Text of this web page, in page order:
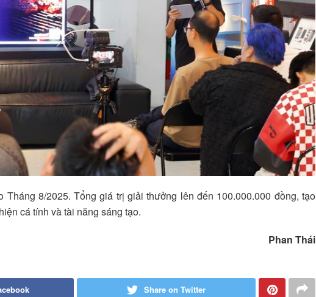
8/2025. Tổng giá trị giải thưởng lên đến 100.000.000 đồng, tạo
cá tính và tài năng sáng tạo.
Phan Thái
Share on Twitter